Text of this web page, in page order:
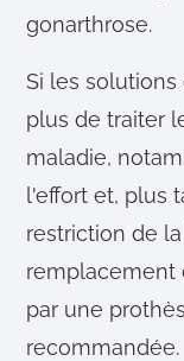
gonarthrose.
Si les
plus de traiter
maladie,
l'effort et, plus
restriction de
remplacement
par une
recommandée.